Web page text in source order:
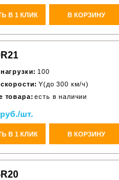
В 1 КЛИК В КОРЗИНУ
100
Y(до 300 км/ч)
товара: есть в наличии
шт.
В 1 КЛИК В КОРЗИНУ